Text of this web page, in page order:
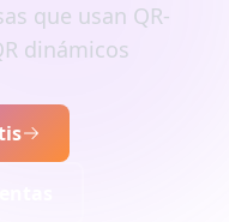
que usan QR-
dinámicos